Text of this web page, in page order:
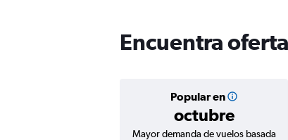
Encuentra
Popular en
octubre
Mayor demanda de vuelos basada